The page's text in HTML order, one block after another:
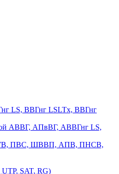
LS, ВВГнг LSLTx, ВВГнг
АВВГ, АПвВГ, АВВГнг LS,
ПВС, ШВВП, АПВ, ПНСВ,
UTP, SAT, RG)